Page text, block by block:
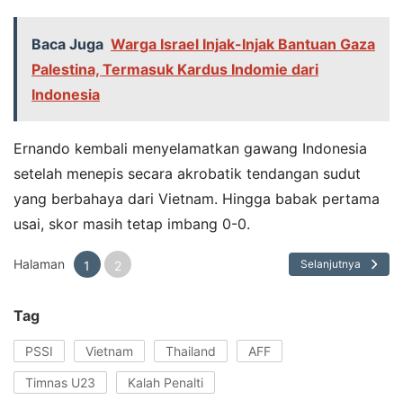
Baca Juga Warga Israel Injak-Injak Bantuan Gaza
Palestina, Termasuk Kardus Indomie dari
Indonesia
Ernando kembali menyelamatkan gawang Indonesia
setelah menepis secara akrobatik tendangan sudut
yang berbahaya dari Vietnam. Hingga babak pertama
usai, skor masih tetap imbang 0-0.
Halaman 1 2 Selanjutnya
Tag
PSSI Vietnam Thailand AFF
Timnas U23 Kalah Penalti